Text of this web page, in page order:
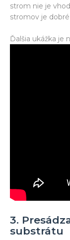
strom nie je
stromov je
Ďalšia ukážka je
3.
substrátu